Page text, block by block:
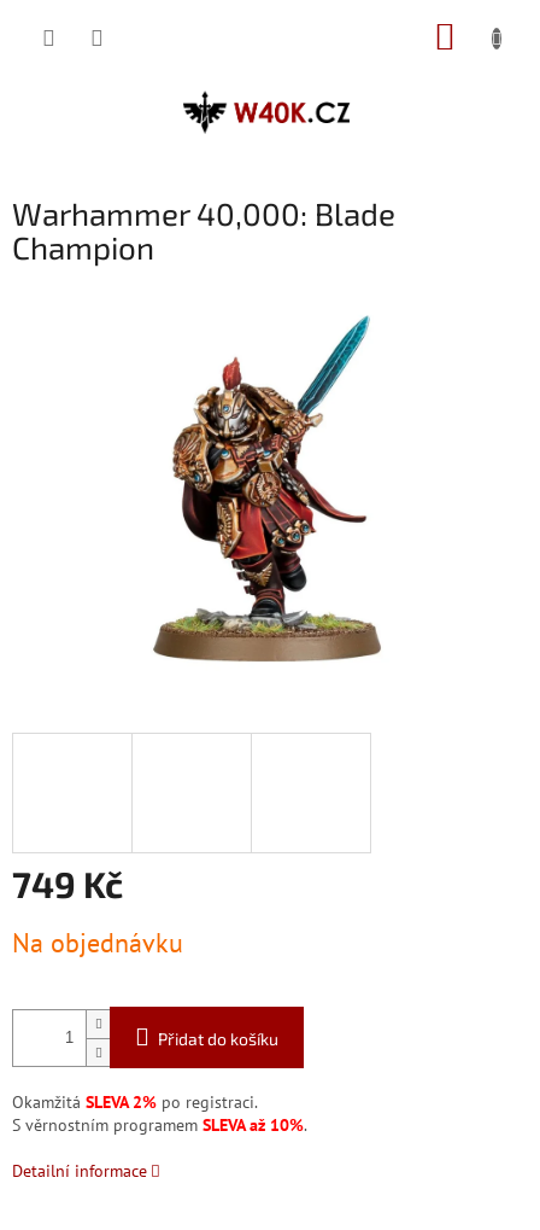
Warhammer 40,000: Blade
Champion
749 Kč
cena:
Na objednávku
Přidat do košíku
Okamžitá SLEVA 2% po registraci.
S věrnostním programem SLEVA až 10%.
Detailní informace